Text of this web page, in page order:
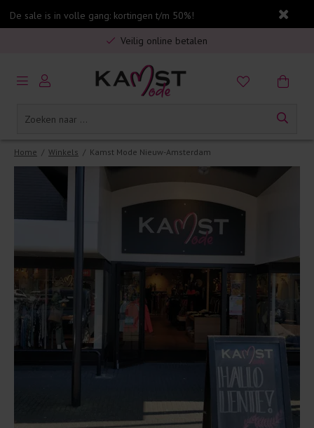
De sale is in volle gang: kortingen t/m 50%!
Gratis verzending in Nederland vanaf €75,-
Veilig online betalen
5% spaarbonus op jouw aankoop
Gratis verzending in Nederland vanaf €75,-
Home / Winkels / Kamst Mode Nieuw-Amsterdam